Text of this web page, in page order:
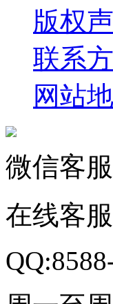
版权
联系
网站
微信客服
在线客服